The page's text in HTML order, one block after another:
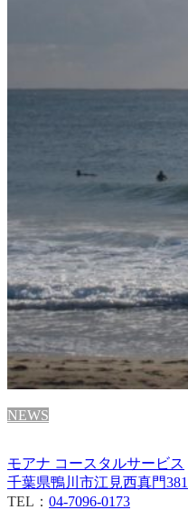
NEWS
モアナ コースタルサービス
千葉県鴨川市江見西真門
TEL： 04-7096-0173